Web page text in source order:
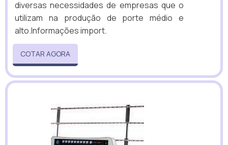
diversas necessidades de empresas que o
utilizam na produção de porte médio e
alto.Informações import.
COTAR AGORA